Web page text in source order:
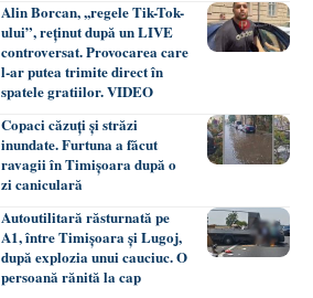
Alin Borcan, ,,regele Tik-Tok-
ului”, reținut după un LIVE
controversat. Provocarea care
l-ar putea trimite direct în
spatele gratiilor. VIDEO
Copaci căzuți și străzi
inundate. Furtuna a făcut
ravagii în Timișoara după o
zi caniculară
Autoutilitară răsturnată pe
A1, între Timișoara și Lugoj,
după explozia unui cauciuc. O
persoană rănită la cap